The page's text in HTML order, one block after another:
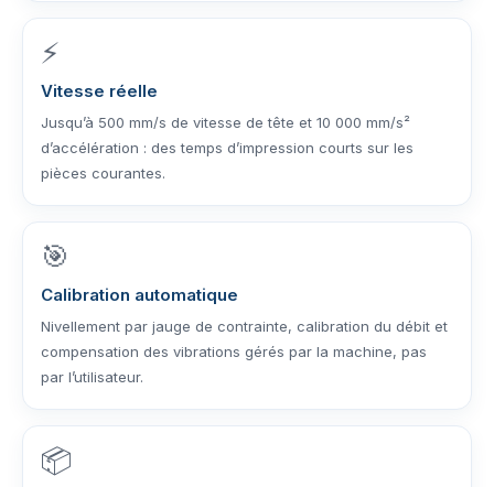
⚡
Vitesse réelle
Jusqu’à 500 mm/s de vitesse de tête et 10 000 mm/s²
d’accélération : des temps d’impression courts sur les
pièces courantes.
🎯
Calibration automatique
Nivellement par jauge de contrainte, calibration du débit et
compensation des vibrations gérés par la machine, pas
par l’utilisateur.
📦